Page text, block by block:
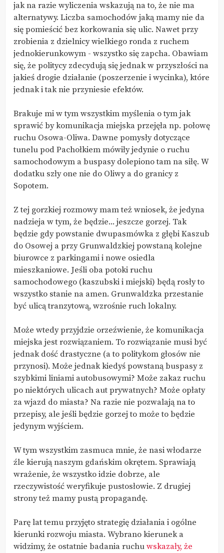
jak na razie wyliczenia wskazują na to, że nie ma
alternatywy. Liczba samochodów jaką mamy nie da
się pomieścić bez korkowania się ulic. Nawet przy
zrobienia z dzielnicy wielkiego ronda z ruchem
jednokierunkowym - wszystko się zapcha. Obawiam
się, że politycy zdecydują się jednak w przyszłości na
jakieś drogie działanie (poszerzenie i wycinka), które
jednak i tak nie przyniesie efektów.
Brakuje mi w tym wszystkim myślenia o tym jak
sprawić by komunikacja miejska przejęła np. połowę
ruchu Osowa-Oliwa. Dawne pomysły dotyczące
tunelu pod Pachołkiem mówiły jedynie o ruchu
samochodowym a buspasy dolepiono tam na siłę. W
dodatku szły one nie do Oliwy a do granicy z
Sopotem.
Z tej gorzkiej rozmowy mam też wniosek, że jedyna
nadzieja w tym, że będzie... jeszcze gorzej. Tak
będzie gdy powstanie dwupasmówka z głębi Kaszub
do Osowej a przy Grunwaldzkiej powstaną kolejne
biurowce z parkingami i nowe osiedla
mieszkaniowe. Jeśli oba potoki ruchu
samochodowego (kaszubski i miejski) będą rosły to
wszystko stanie na amen. Grunwaldzka przestanie
być ulicą tranzytową, wzrośnie ruch lokalny.
Może wtedy przyjdzie orzeźwienie, że komunikacja
miejska jest rozwiązaniem. To rozwiązanie musi być
jednak dość drastyczne (a to politykom głosów nie
przynosi). Może jednak kiedyś powstaną buspasy z
szybkimi liniami autobusowymi? Może zakaz ruchu
po niektórych ulicach aut prywatnych? Może opłaty
za wjazd do miasta? Na razie nie pozwalają na to
przepisy, ale jeśli będzie gorzej to może to będzie
jedynym wyjściem.
W tym wszystkim zasmuca mnie, że nasi włodarze
źle kierują naszym gdańskim okrętem. Sprawiają
wrażenie, że wszystko idzie dobrze, ale
rzeczywistość weryfikuje pustosłowie. Z drugiej
strony też mamy pustą propagandę.
Parę lat temu przyjęto strategię działania i ogólne
kierunki rozwoju miasta. Wybrano kierunek a
widzimy, że ostatnie badania ruchuwskazały, że